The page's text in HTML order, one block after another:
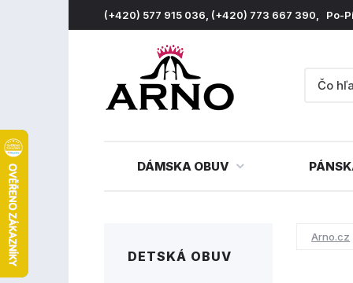
(+420) 577 915 036, (+420) 773 667 390, Po-
DÁMSKA OBUV
DETSKÁ OBUV
Arno.cz